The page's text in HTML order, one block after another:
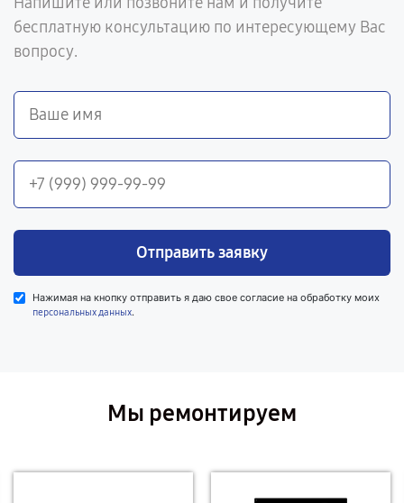
бесплатную консультацию по интересующему Вас
вопросу.
Отправить заявку
Нажимая на кнопку отправить я даю свое согласие на обработку моих
персональных данных.
Мы ремонтируем